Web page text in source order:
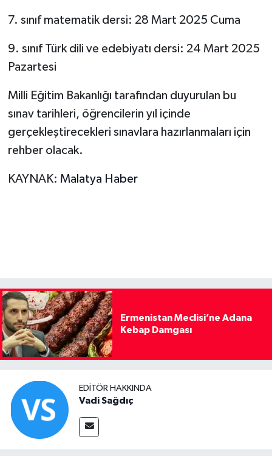
7. sınıf matematik dersi: 28 Mart 2025 Cuma
9. sınıf Türk dili ve edebiyatı dersi: 24 Mart 2025
Pazartesi
Milli Eğitim Bakanlığı tarafından duyurulan bu
sınav tarihleri, öğrencilerin yıl içinde
gerçekleştirecekleri sınavlara hazırlanmaları için
rehber olacak.
KAYNAK: Malatya Haber
Ermenistan Meclisi’ne Adana
Kebap Damgası
EDITÖR HAKKINDA
Vadi Sağdıç